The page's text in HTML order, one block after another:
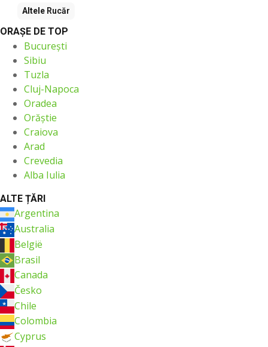
Altele Rucăr
ORAŞE DE TOP
București
Sibiu
Tuzla
Cluj-Napoca
Oradea
Orăştie
Craiova
Arad
Crevedia
Alba Iulia
ALTE ȚĂRI
Argentina
Australia
België
Brasil
Canada
Česko
Chile
Colombia
Cyprus